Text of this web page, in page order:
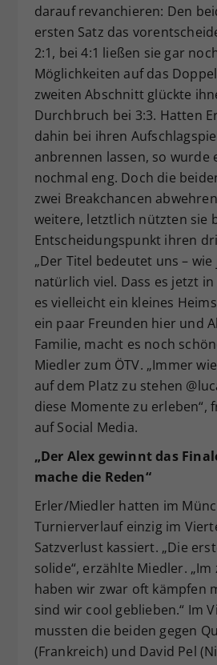
darauf revanchieren: Den
ersten Satz das
2:1, bei 4:1 ließen sie gar
Möglichkeiten auf das
zweiten Abschnitt glückte
Durchbruch bei 3:3. Hatten
dahin bei ihren
anbrennen lassen, so wurde
nochmal eng. Doch die
zwei Breakchancen
weitere, letztlich nützten sie
Entscheidungspunkt ihren
„Der Titel bedeutet uns –
natürlich viel. Dass es jetzt
es vielleicht ein kleines
ein paar Freunden hier und
Familie, macht es noch
Miedler zum ÖTV. „Immer
auf dem Platz zu stehen
diese Momente zu erleben“,
auf Social Media.
„Der Alex gewinnt das
mache die Reden“
Erler/Miedler hatten im
Turnierverlauf einzig im
Satzverlust kassiert. „Die
solide“, erzählte Miedler. „Im
haben wir zwar oft kämpfen
sind wir cool geblieben.“ Im
mussten die beiden gegen
(Frankreich) und David Pel